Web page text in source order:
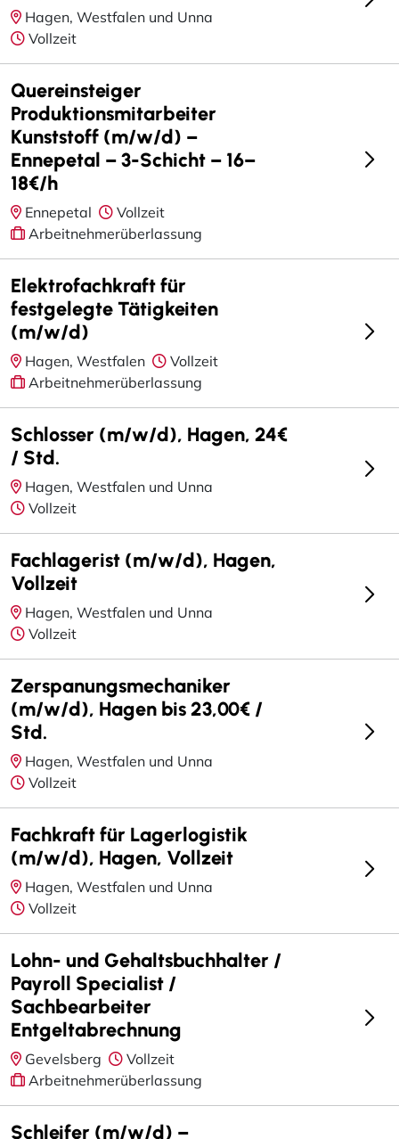
Hagen, Westfalen und Unna
Vollzeit
Quereinsteiger
Produktionsmitarbeiter
Kunststoff (m/w/d) –
Ennepetal – 3-Schicht – 16–
18€/h
Ennepetal
Vollzeit
Arbeitnehmerüberlassung
Elektrofachkraft für
festgelegte Tätigkeiten
(m/w/d)
Hagen, Westfalen
Vollzeit
Arbeitnehmerüberlassung
Schlosser (m/w/d), Hagen, 24€
/ Std.
Hagen, Westfalen und Unna
Vollzeit
Fachlagerist (m/w/d), Hagen,
Vollzeit
Hagen, Westfalen und Unna
Vollzeit
Zerspanungsmechaniker
(m/w/d), Hagen bis 23,00€ /
Std.
Hagen, Westfalen und Unna
Vollzeit
Fachkraft für Lagerlogistik
(m/w/d), Hagen, Vollzeit
Hagen, Westfalen und Unna
Vollzeit
Lohn- und Gehaltsbuchhalter /
Payroll Specialist /
Sachbearbeiter
Entgeltabrechnung
Gevelsberg
Vollzeit
Arbeitnehmerüberlassung
Schleifer (m/w/d) –